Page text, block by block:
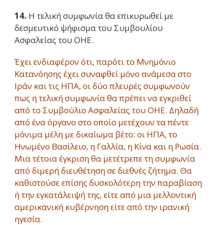
14. Η τελική συμφωνία θα επικυρωθεί με
δεσμευτικό ψήφισμα του Συμβουλίου
Ασφαλείας του ΟΗΕ.
Έχει ενδιαφέρον ότι, παρότι το Μνημόνιο
Κατανόησης έχει συναφθεί μόνο ανάμεσα στο
Ιράν και τις ΗΠΑ, οι δύο πλευρές συμφωνούν
πως η τελική συμφωνία θα πρέπει να εγκριθεί
από το Συμβούλιο Ασφαλείας του ΟΗΕ. Δηλαδή
από ένα όργανο στο οποίο μετέχουν τα πέντε
μόνιμα μέλη με δικαίωμα βέτο: οι ΗΠΑ, το
Ηνωμένο Βασίλειο, η Γαλλία, η Κίνα και η Ρωσία.
Μια τέτοια έγκριση θα μετέτρεπε τη συμφωνία
από διμερή διευθέτηση σε διεθνές ζήτημα. Θα
καθιστούσε επίσης δυσκολότερη την παραβίαση
ή την εγκατάλειψή της, είτε από μια μελλοντική
αμερικανική κυβέρνηση είτε από την ιρανική
ηγεσία.